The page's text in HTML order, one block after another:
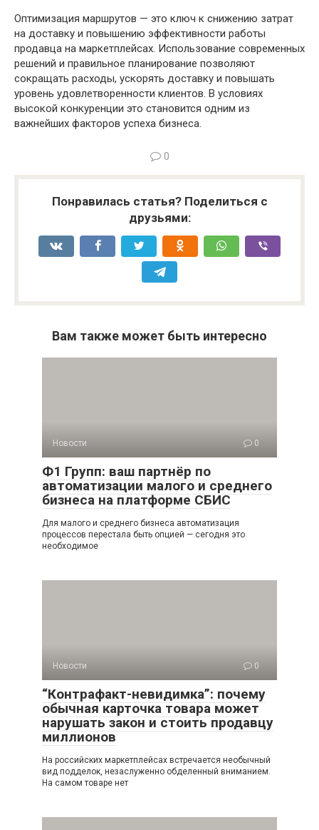
Оптимизация маршрутов — это ключ к снижению затрат
на доставку и повышению эффективности работы
продавца на маркетплейсах. Использование современных
решений и правильное планирование позволяют
сокращать расходы, ускорять доставку и повышать
уровень удовлетворенности клиентов. В условиях
высокой конкуренции это становится одним из
важнейших факторов успеха бизнеса.
0
Понравилась статья? Поделиться с
друзьями:
Вам также может быть интересно
Новости 0
Ф1 Групп: ваш партнёр по
автоматизации малого и среднего
бизнеса на платформе СБИС
Для малого и среднего бизнеса автоматизация
процессов перестала быть опцией — сегодня это
необходимое
Новости 0
“Контрафакт-невидимка”: почему
обычная карточка товара может
нарушать закон и стоить продавцу
миллионов
На российских маркетплейсах встречается необычный
вид подделок, незаслуженно обделенный вниманием.
На самом товаре нет